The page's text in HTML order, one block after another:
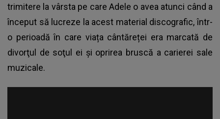
trimitere la vârsta pe care Adele o avea atunci când a
început să lucreze la acest material discografic, într-
o perioadă în care viața cântăreței era marcată de
divorţul de soţul ei şi oprirea bruscă a carierei sale
muzicale.